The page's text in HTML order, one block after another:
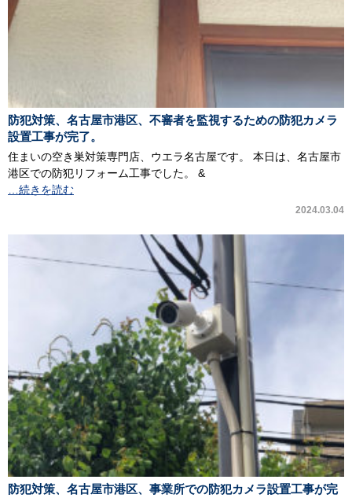
防犯対策、名古屋市港区、不審者を監視するための防犯カメラ
設置工事が完了。
住まいの空き巣対策専門店、ウエラ名古屋です。 本日は、名古屋市
港区での防犯リフォーム工事でした。 &
…続きを読む
2024.03.04
防犯対策、名古屋市港区、事業所での防犯カメラ設置工事が完